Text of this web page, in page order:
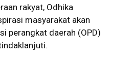
rakyat, Odhika
masyarakat akan
perangkat daerah (OPD)